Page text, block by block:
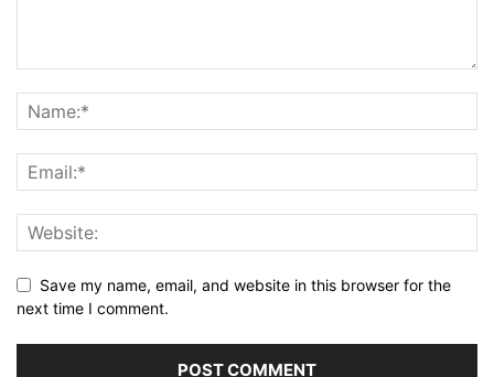
Save my name, email, and website in this browser for the
next time I comment.